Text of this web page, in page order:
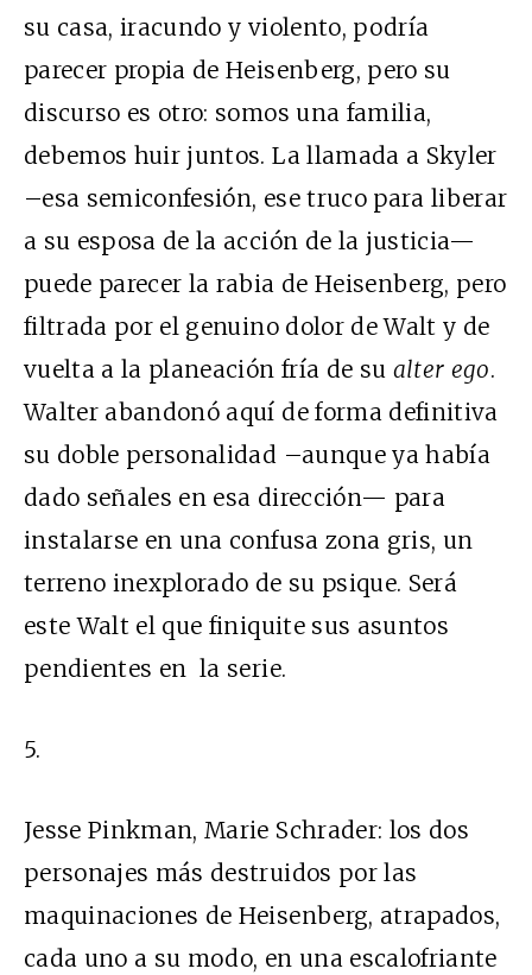
su casa, iracundo y violento, podría
parecer propia de Heisenberg, pero su
discurso es otro: somos una familia,
debemos huir juntos. La llamada a Skyler
–esa semiconfesión, ese truco para liberar
a su esposa de la acción de la justicia—
puede parecer la rabia de Heisenberg, pero
filtrada por el genuino dolor de Walt y de
vuelta a la planeación fría de su alter ego.
Walter abandonó aquí de forma definitiva
su doble personalidad –aunque ya había
dado señales en esa dirección— para
instalarse en una confusa zona gris, un
terreno inexplorado de su psique. Será
este Walt el que finiquite sus asuntos
pendientes en la serie.
5.
Jesse Pinkman, Marie Schrader: los dos
personajes más destruidos por las
maquinaciones de Heisenberg, atrapados,
cada uno a su modo, en una escalofriante